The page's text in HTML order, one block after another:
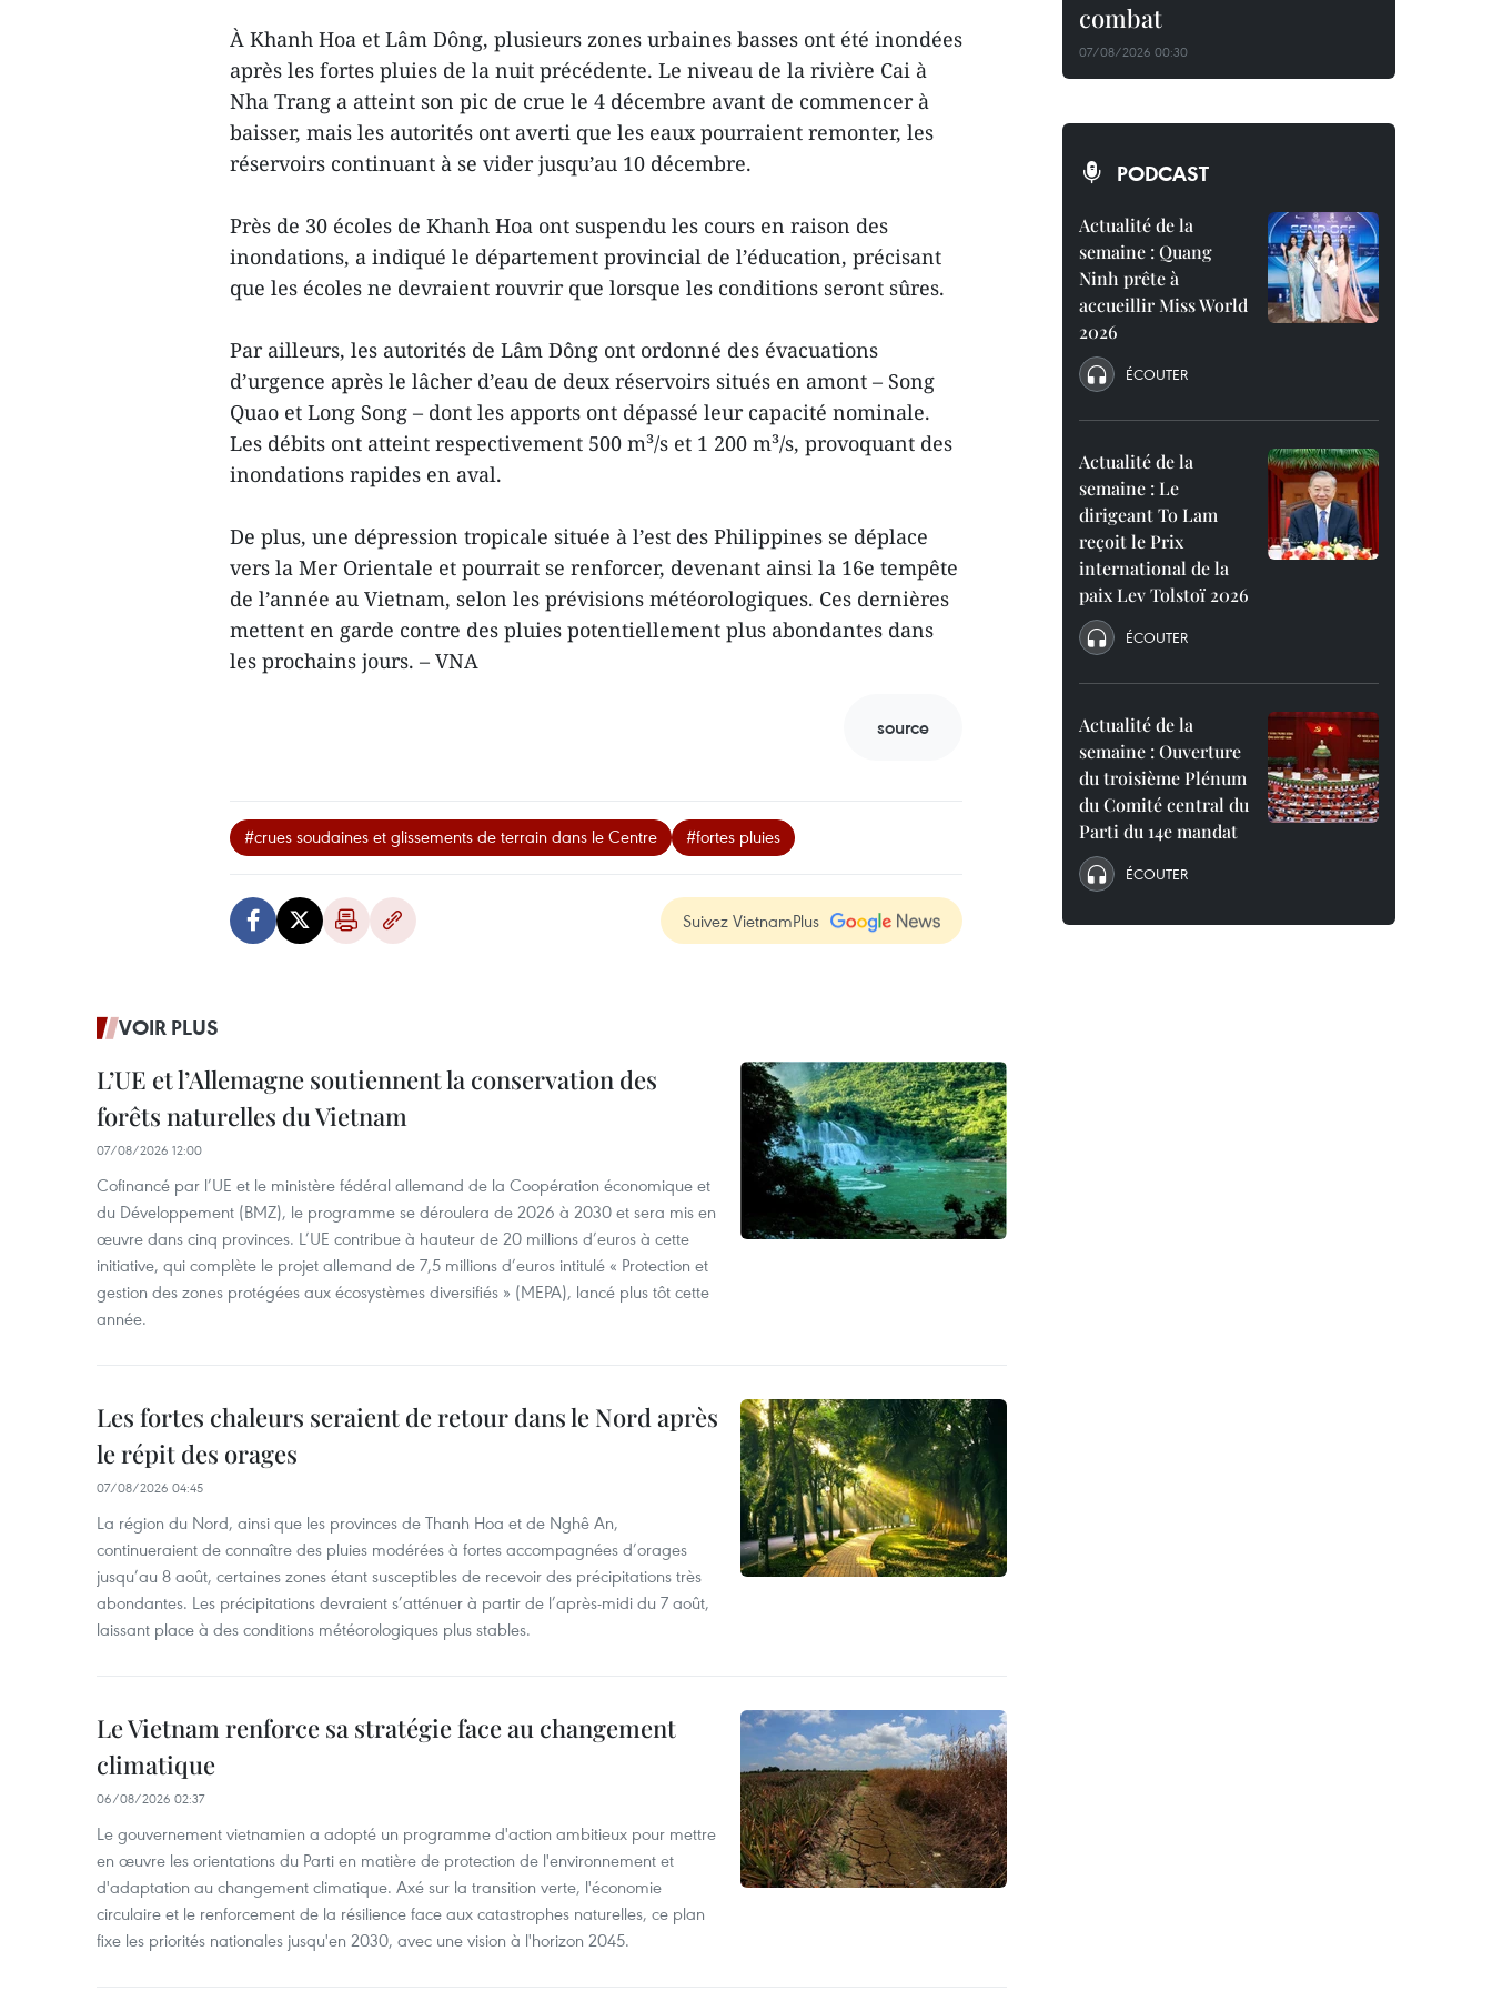
À Khanh Hoa et Lâm Dông, plusieurs zones urbaines basses ont été inondées
après les fortes pluies de la nuit précédente. Le niveau de la rivière Cai à
Nha Trang a atteint son pic de crue le 4 décembre avant de commencer à
baisser, mais les autorités ont averti que les eaux pourraient remonter, les
réservoirs continuant à se vider jusqu’au 10 décembre.
Près de 30 écoles de Khanh Hoa ont suspendu les cours en raison des
inondations, a indiqué le département provincial de l’éducation, précisant
que les écoles ne devraient rouvrir que lorsque les conditions seront sûres.
Par ailleurs, les autorités de Lâm Dông ont ordonné des évacuations
d’urgence après le lâcher d’eau de deux réservoirs situés en amont – Song
Quao et Long Song – dont les apports ont dépassé leur capacité nominale.
Les débits ont atteint respectivement 500 m³/s et 1 200 m³/s, provoquant des
inondations rapides en aval.
De plus, une dépression tropicale située à l’est des Philippines se déplace
vers la Mer Orientale et pourrait se renforcer, devenant ainsi la 16e tempête
de l’année au Vietnam, selon les prévisions météorologiques. Ces dernières
mettent en garde contre des pluies potentiellement plus abondantes dans
les prochains jours. – VNA
source
#crues soudaines et glissements de terrain dans le Centre #fortes pluies
Suivez VietnamPlus
VOIR PLUS
L’UE et l’Allemagne soutiennent la conservation des
forêts naturelles du Vietnam
07/08/2026 12:00
Cofinancé par l’UE et le ministère fédéral allemand de la Coopération économique et
du Développement (BMZ), le programme se déroulera de 2026 à 2030 et sera mis en
œuvre dans cinq provinces. L’UE contribue à hauteur de 20 millions d’euros à cette
initiative, qui complète le projet allemand de 7,5 millions d’euros intitulé « Protection et
gestion des zones protégées aux écosystèmes diversifiés » (MEPA), lancé plus tôt cette
année.
Les fortes chaleurs seraient de retour dans le Nord après
le répit des orages
07/08/2026 04:45
La région du Nord, ainsi que les provinces de Thanh Hoa et de Nghê An,
continueraient de connaître des pluies modérées à fortes accompagnées d’orages
jusqu’au 8 août, certaines zones étant susceptibles de recevoir des précipitations très
abondantes. Les précipitations devraient s’atténuer à partir de l’après-midi du 7 août,
laissant place à des conditions météorologiques plus stables.
Le Vietnam renforce sa stratégie face au changement
climatique
06/08/2026 02:37
Le gouvernement vietnamien a adopté un programme d'action ambitieux pour mettre
en œuvre les orientations du Parti en matière de protection de l'environnement et
d'adaptation au changement climatique. Axé sur la transition verte, l'économie
circulaire et le renforcement de la résilience face aux catastrophes naturelles, ce plan
fixe les priorités nationales jusqu'en 2030, avec une vision à l'horizon 2045.
combat
07/08/2026 00:30
PODCAST
Actualité de la
semaine : Quang
Ninh prête à
accueillir Miss World
2026
ÉCOUTER
Actualité de la
semaine : Le
dirigeant To Lam
reçoit le Prix
international de la
paix Lev Tolstoï 2026
ÉCOUTER
Actualité de la
semaine : Ouverture
du troisième Plénum
du Comité central du
Parti du 14e mandat
ÉCOUTER